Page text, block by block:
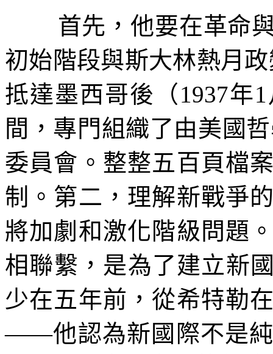
首先，他要在革命
初始階段與斯大林熱月
抵達墨西哥後（ 1937年1
間，專門組織了由美國
委員會。整整五百頁檔
制。第二，理解新戰爭
將加劇和激化階級問題
相聯繫，是為了建立新
少在五年前，從希特勒
――他認為新國際不是純